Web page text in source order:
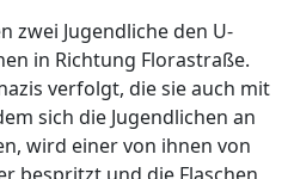
zwei Jugendliche den U-
in Richtung Florastraße.
verfolgt, die sie auch mit
sich die Jugendlichen an
wird einer von ihnen von
bespritzt und die Flaschen